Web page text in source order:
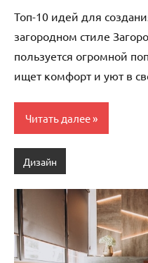
Топ-10 идей для
загородном стиле
пользуется огромной
ищет комфорт и уют в
Читать далее
Дизайн